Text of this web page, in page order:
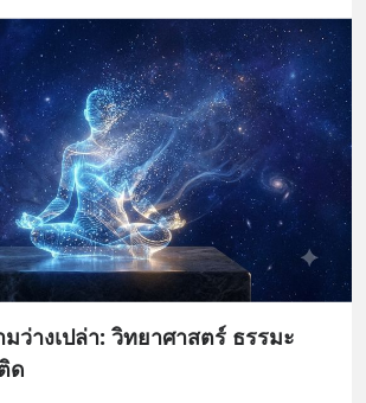
ว่างเปล่า: วิทยาศาสตร์ ธรรมะ
ด